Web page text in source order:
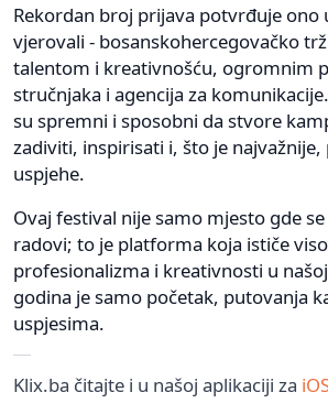
Rekordan broj prijava potvrđuje ono
vjerovali - bosanskohercegovačko
talentom i kreativnošću, ogromnim
stručnjaka i agencija za
su spremni i sposobni da stvore
zadiviti, inspirisati i, što je
uspjehe.
Ovaj festival nije samo mjesto gde
radovi; to je platforma koja ističe
profesionalizma i kreativnosti u
godina je samo početak, putovanja
uspjesima.
Klix.ba čitajte i u našoj aplikaciji za